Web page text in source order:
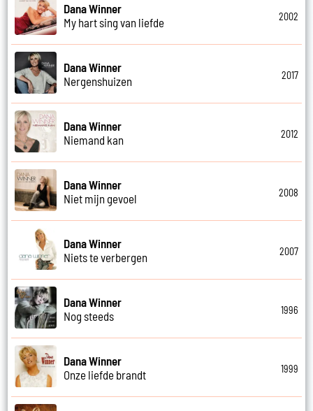
Dana Winner
My hart sing van liefde
2002
Dana Winner
Nergenshuizen
2017
Dana Winner
Niemand kan
2012
Dana Winner
Niet mijn gevoel
2008
Dana Winner
Niets te verbergen
2007
Dana Winner
Nog steeds
1996
Dana Winner
Onze liefde brandt
1999